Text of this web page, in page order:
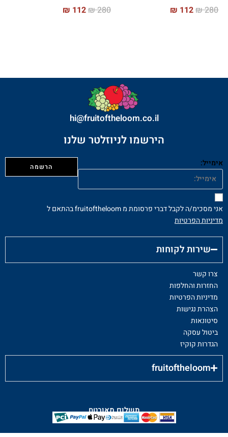
₪280
₪ 112
₪280
₪ 112
תשלום מאובטח
הירשמו לניוזלטר שלנו
אימייל:
אני מסכימ/ה לקבל דברי פרסומת מ fruitoftheloom בהתאם ל
מדיניות הפרטיות
שירות לקוחות
צרו קשר
החזרות והחלפות
מדיניות הפרטיות
הצהרת נגישות
סיטונאות
ביטול עסקה
הגדרות קוקיז
fruitoftheloom
hi@fruitoftheloom.co.il